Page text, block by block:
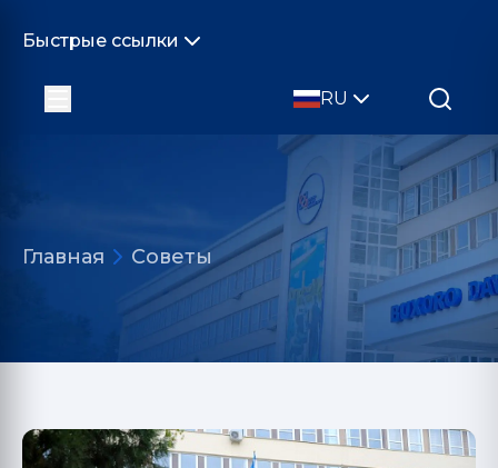
Быстрые ссылки
RU
Главная Советы